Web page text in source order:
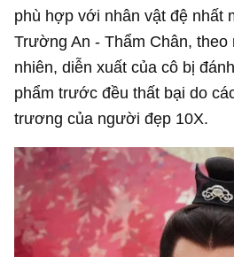
phù hợp với nhân vật đệ nhất
Trường An - Thẩm Chân, theo
nhiên, diễn xuất của cô bị
phẩm trước đều thất bại do
trương của người đẹp 10X.